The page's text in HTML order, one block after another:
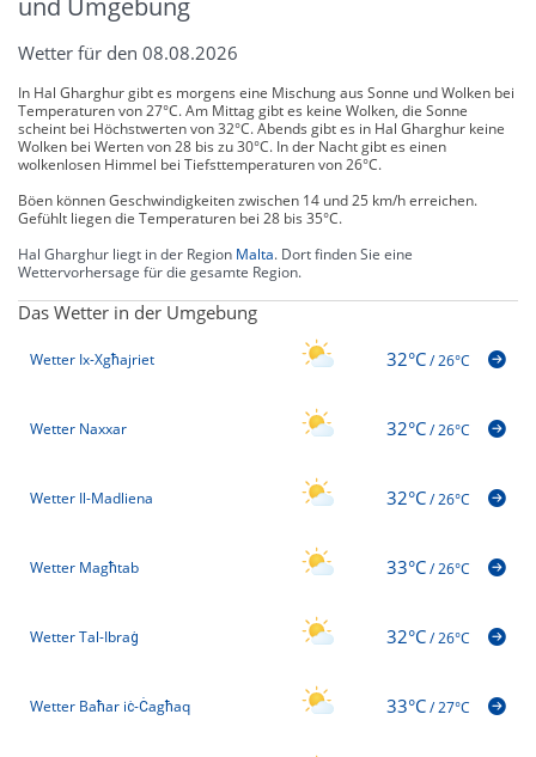
und Umgebung
Wetter für den 08.08.2026
In Hal Gharghur gibt es morgens eine Mischung aus Sonne und Wolken bei
Temperaturen von 27°C. Am Mittag gibt es keine Wolken, die Sonne
scheint bei Höchstwerten von 32°C. Abends gibt es in Hal Gharghur keine
Wolken bei Werten von 28 bis zu 30°C. In der Nacht gibt es einen
wolkenlosen Himmel bei Tiefsttemperaturen von 26°C.
Böen können Geschwindigkeiten zwischen 14 und 25 km/h erreichen.
Gefühlt liegen die Temperaturen bei 28 bis 35°C.
Hal Gharghur liegt in der Region Malta. Dort finden Sie eine
Wettervorhersage für die gesamte Region.
Das Wetter in der Umgebung
Wetter Ix-Xgħajriet 32°C/26°C
Wetter Naxxar 32°C/26°C
Wetter Il-Madliena 32°C/26°C
Wetter Magħtab 33°C/26°C
Wetter Tal-Ibraġ 32°C/26°C
Wetter Baħar iċ-Ċagħaq 33°C/27°C